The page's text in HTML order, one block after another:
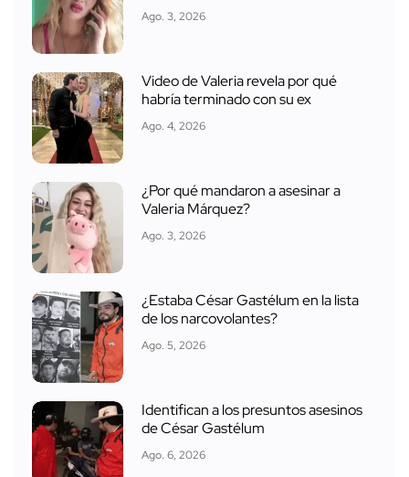
Ago. 3, 2026
Video de Valeria revela por qué
habría terminado con su ex
Ago. 4, 2026
¿Por qué mandaron a asesinar a
Valeria Márquez?
Ago. 3, 2026
¿Estaba César Gastélum en la lista
de los narcovolantes?
Ago. 5, 2026
Identifican a los presuntos asesinos
de César Gastélum
Ago. 6, 2026